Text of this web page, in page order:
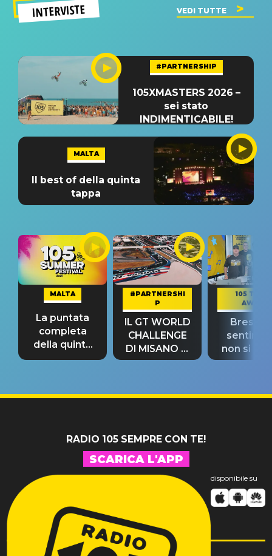
INTERVISTE VEDI TUTTE
#PARTNERSHIP
105XMASTERS 2026 –
sei stato
INDIMENTICABILE!
MALTA
Il best of della quinta
tappa
MALTA
La puntata
completa
della quinta
tappa
#PARTNERSHI
P
IL GT WORLD
CHALLENGE
DI MISANO si
riconferma
105 TAKE
AWAY
Bresh:
non si
fino alla
RADIO 105 SEMPRE CON TE!
SCARICA L'APP
disponibile su